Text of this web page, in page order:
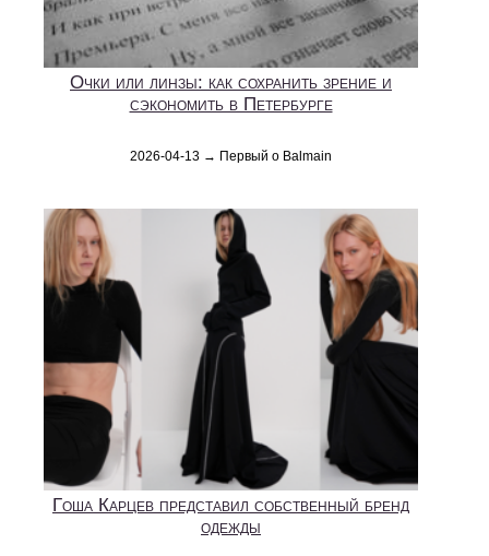
Очки или линзы: как сохранить зрение и
сэкономить в Петербурге
2026-04-13 → Первый о Balmain
Гоша Карцев представил собственный бренд
одежды